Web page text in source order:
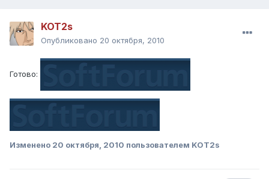
KOT2s
Опубликовано 20 октября, 2010
Готово:
Изменено 20 октября, 2010 пользователем KOT2s